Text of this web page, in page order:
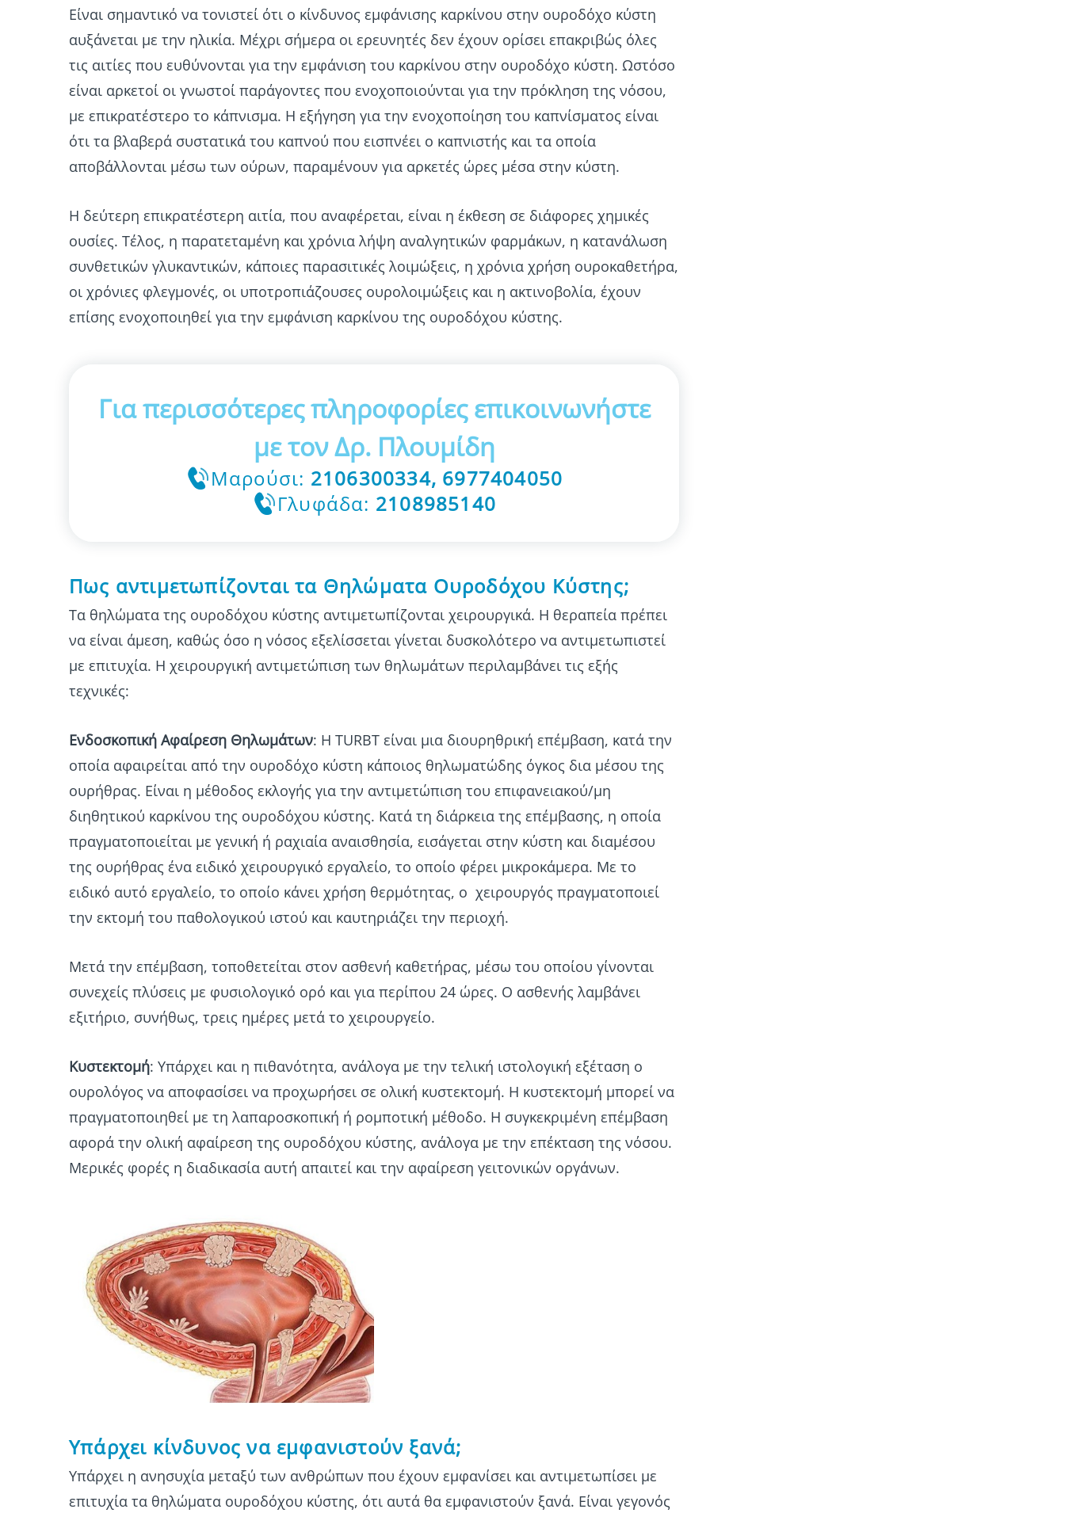
Είναι σημαντικό να τονιστεί ότι ο κίνδυνος εμφάνισης καρκίνου στην ουροδόχο κύστη
αυξάνεται με την ηλικία. Μέχρι σήμερα οι ερευνητές δεν έχουν ορίσει επακριβώς όλες
τις αιτίες που ευθύνονται για την εμφάνιση του καρκίνου στην ουροδόχο κύστη. Ωστόσο
είναι αρκετοί οι γνωστοί παράγοντες που ενοχοποιούνται για την πρόκληση της νόσου,
με επικρατέστερο το κάπνισμα. Η εξήγηση για την ενοχοποίηση του καπνίσματος είναι
ότι τα βλαβερά συστατικά του καπνού που εισπνέει ο καπνιστής και τα οποία
αποβάλλονται μέσω των ούρων, παραμένουν για αρκετές ώρες μέσα στην κύστη.
Η δεύτερη επικρατέστερη αιτία, που αναφέρεται, είναι η έκθεση σε διάφορες χημικές
ουσίες. Τέλος, η παρατεταμένη και χρόνια λήψη αναλγητικών φαρμάκων, η κατανάλωση
συνθετικών γλυκαντικών, κάποιες παρασιτικές λοιμώξεις, η χρόνια χρήση ουροκαθετήρα,
οι χρόνιες φλεγμονές, οι υποτροπιάζουσες ουρολοιμώξεις και η ακτινοβολία, έχουν
επίσης ενοχοποιηθεί για την εμφάνιση καρκίνου της ουροδόχου κύστης.
Για περισσότερες πληροφορίες επικοινωνήστε
με τον Δρ. Πλουμίδη
Μαρούσι: 2106300334, 6977404050
Γλυφάδα: 2108985140
Πως αντιμετωπίζονται τα Θηλώματα Ουροδόχου Κύστης;
Τα θηλώματα της ουροδόχου κύστης αντιμετωπίζονται χειρουργικά. Η θεραπεία πρέπει
να είναι άμεση, καθώς όσο η νόσος εξελίσσεται γίνεται δυσκολότερο να αντιμετωπιστεί
με επιτυχία. Η χειρουργική αντιμετώπιση των θηλωμάτων περιλαμβάνει τις εξής
τεχνικές:
Ενδοσκοπική Αφαίρεση Θηλωμάτων: Η TURBΤ είναι μια διουρηθρική επέμβαση, κατά την
οποία αφαιρείται από την ουροδόχο κύστη κάποιος θηλωματώδης όγκος δια μέσου της
ουρήθρας. Είναι η μέθοδος εκλογής για την αντιμετώπιση του επιφανειακού/μη
διηθητικού καρκίνου της ουροδόχου κύστης. Κατά τη διάρκεια της επέμβασης, η οποία
πραγματοποιείται με γενική ή ραχιαία αναισθησία, εισάγεται στην κύστη και διαμέσου
της ουρήθρας ένα ειδικό χειρουργικό εργαλείο, το οποίο φέρει μικροκάμερα. Με το
ειδικό αυτό εργαλείο, το οποίο κάνει χρήση θερμότητας, ο χειρουργός πραγματοποιεί
την εκτομή του παθολογικού ιστού και καυτηριάζει την περιοχή.
Μετά την επέμβαση, τοποθετείται στον ασθενή καθετήρας, μέσω του οποίου γίνονται
συνεχείς πλύσεις με φυσιολογικό ορό και για περίπου 24 ώρες. Ο ασθενής λαμβάνει
εξιτήριο, συνήθως, τρεις ημέρες μετά το χειρουργείο.
Κυστεκτομή: Υπάρχει και η πιθανότητα, ανάλογα με την τελική ιστολογική εξέταση ο
ουρολόγος να αποφασίσει να προχωρήσει σε ολική κυστεκτομή. Η κυστεκτομή μπορεί να
πραγματοποιηθεί με τη λαπαροσκοπική ή ρομποτική μέθοδο. Η συγκεκριμένη επέμβαση
αφορά την ολική αφαίρεση της ουροδόχου κύστης, ανάλογα με την επέκταση της νόσου.
Μερικές φορές η διαδικασία αυτή απαιτεί και την αφαίρεση γειτονικών οργάνων.
Υπάρχει κίνδυνος να εμφανιστούν ξανά;
Υπάρχει η ανησυχία μεταξύ των ανθρώπων που έχουν εμφανίσει και αντιμετωπίσει με
επιτυχία τα θηλώματα ουροδόχου κύστης, ότι αυτά θα εμφανιστούν ξανά. Είναι γεγονός